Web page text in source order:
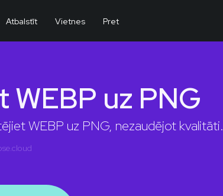
Atbalstīt Vietnes Pret
uz PNG
WEBP uz PNG, nezaudējot kvalitāti.